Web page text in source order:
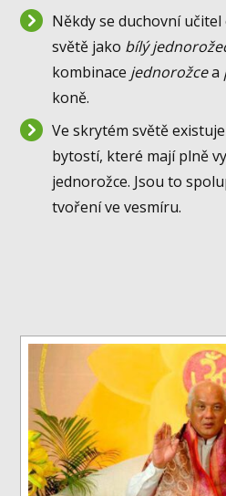
Někdy se duchovní
světě jako bílý
kombinace jednorožcea
koně.
Ve skrytém světě
bytostí, které mají plně
jednorožce. Jsou to
tvoření ve vesmíru.